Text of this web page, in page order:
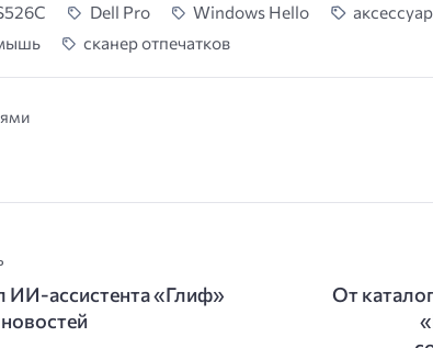
Dell Pro Windows Hello
сканер отпечатков
ИИ-ассистента «Глиф»
От